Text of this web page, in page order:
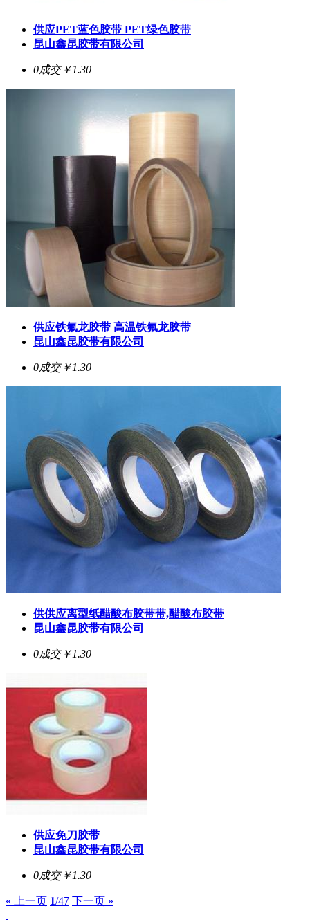
供应PET蓝色胶带 PET绿色胶带
昆山鑫昆胶带有限公司
0成交￥1.30
供应铁氟龙胶带 高温铁氟龙胶带
昆山鑫昆胶带有限公司
0成交￥1.30
供供应离型纸醋酸布胶带带,醋酸布胶带
昆山鑫昆胶带有限公司
0成交￥1.30
供应免刀胶带
昆山鑫昆胶带有限公司
0成交￥1.30
« 上一页 1/47 下一页 »